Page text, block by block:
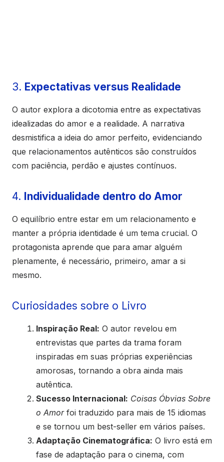
3. Expectativas versus Realidade
O autor explora a dicotomia entre as expectativas
idealizadas do amor e a realidade. A narrativa
desmistifica a ideia do amor perfeito, evidenciando
que relacionamentos autênticos são construídos
com paciência, perdão e ajustes contínuos.
4. Individualidade dentro do Amor
O equilíbrio entre estar em um relacionamento e
manter a própria identidade é um tema crucial. O
protagonista aprende que para amar alguém
plenamente, é necessário, primeiro, amar a si
mesmo.
Curiosidades sobre o Livro
Inspiração Real: O autor revelou em
entrevistas que partes da trama foram
inspiradas em suas próprias experiências
amorosas, tornando a obra ainda mais
autêntica.
Sucesso Internacional: Coisas Óbvias Sobre
o Amorfoi traduzido para mais de 15 idiomas
e se tornou um best-seller em vários países.
Adaptação Cinematográfica: O livro está em
fase de adaptação para o cinema, com